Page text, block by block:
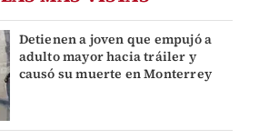
Detienen a joven que empujó a
adulto mayor hacia tráiler y
causó su muerte en Monterrey